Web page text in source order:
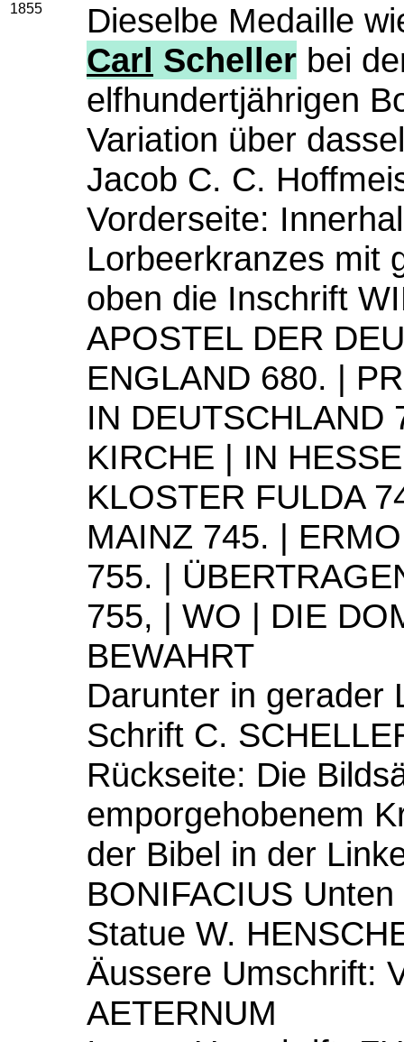
1855
Dieselbe Medaille
Carl Scheller bei
elfhundertjährigen
Variation über
Jacob C. C.
Vorderseite:
Lorbeerkranzes mit
oben die Inschrift
APOSTEL DER
ENGLAND 680. |
IN DEUTSCHLAND
KIRCHE | IN
KLOSTER FULDA
MAINZ 745. |
755. |
755, | WO | DIE
BEWAHRT
Darunter in gerader
Schrift C.
Rückseite: Die
emporgehobenem
der Bibel in der
BONIFACIUS
Statue W.
Äussere Umschrift:
AETERNUM